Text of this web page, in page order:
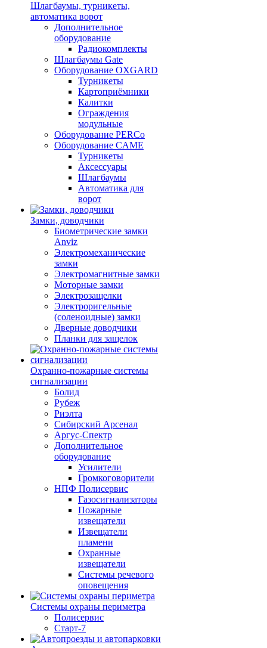
Шлагбаумы, турникеты,
автоматика ворот
Дополнительное
оборудование
Радиокомплекты
Шлагбаумы Gate
Оборудование OXGARD
Турникеты
Картоприёмники
Калитки
Ограждения
модульные
Оборудование PERCo
Оборудование CAME
Турникеты
Аксессуары
Шлагбаумы
Автоматика для
ворот
Замки, доводчики
Биометрические замки
Anviz
Электромеханические
замки
Электромагнитные замки
Моторные замки
Электрозащелки
Электроригельные
(cоленоидные) замки
Дверные доводчики
Планки для защелок
Охранно-пожарные системы
сигнализации
Болид
Рубеж
Риэлта
Сибирский Арсенал
Аргус-Спектр
Дополнительное
оборудование
Усилители
Громкоговорители
НПФ Полисервис
Газосигнализаторы
Пожарные
извещатели
Извещатели
пламени
Охранные
извещатели
Системы речевого
оповещения
Системы охраны периметра
Полисервис
Старт-7